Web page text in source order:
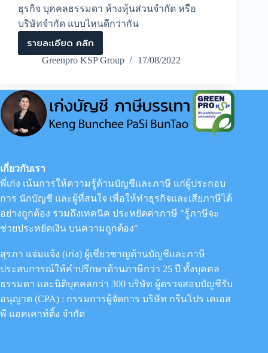
ธุรกิจ บุคคลธรรมดา ห้างหุ้นส่วนจำกัด หรือ
บริษัทจำกัด แบบไหนดีกว่ากัน
รายละเอียด คลิก
|
Start
From
ONE
EP
:
2
ทำ
ธุรกิจ ควร
เลือก
ทำ
ธุรกิจ
แบบ
บุคคล
ธรรมดา
ห้าง
หุ้น
ส่วน
จำกัด
Greenpro KSP Group 17/08/2022
เกี่ยวกับเรา
พี่เก่ง เน้นการให้ความรู้ด้านบัญชีและภาษี แก่ผู้ประกอบ
การ นักบัญชี และผู้ที่สนใจ เพื่อให้ทำธุรกิจและเสียภาษีได้
อย่างถูกต้อง รวมถึงเทคนิค ประหยัดค่าภาษี "รู้ภาษีจะ
ช่วยประหยัดเงิน บนความถูกต้อง"
สุรภา แจ่มแจ้ง (เก่ง) ผู้เชี่ยวชาญด้านบัญชีและภาษี
ประสบการณ์ให้คำปรึกษาด้านภาษีกว่า 25 ปี ทั้งบุคคล
ธรรมดา และนิติบุคคลกว่า 300 บริษัท ผู้ตรวจสอบบัญชีรับ
อนุญาต (CPA) : กรรมการผู้จัดการ บริษัท กรีนโปร เคเอส
พี แอคเคาท์ติ้ง จำกัด